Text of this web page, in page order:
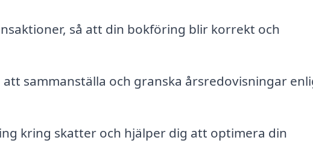
så att din bokföring blir korrekt och
att sammanställa och granska årsredovisningar
kring skatter och hjälper dig att optimera din